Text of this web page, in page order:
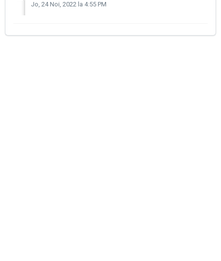
Jo, 24 Noi, 2022 la 4:55 PM